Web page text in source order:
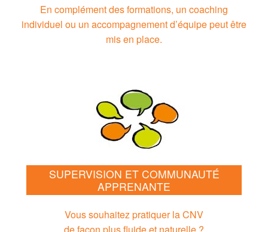
En complément des formations, un coaching
individuel ou un accompagnement d’équipe peut être
mis en place.
SUPERVISION ET COMMUNAUTÉ
APPRENANTE
Vous souhaitez pratiquer la CNV
de façon plus fluide et naturelle ?